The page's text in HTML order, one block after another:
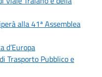
alla 41ª Assemblea
d’Europa
Trasporto Pubblico e